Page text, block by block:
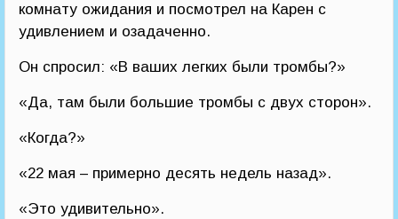
комнату ожидания и посмотрел на Карен с
удивлением и озадаченно.
Он спросил: «В ваших легких были тромбы?»
«Да, там были большие тромбы с двух сторон».
«Когда?»
«22 мая – примерно десять недель назад».
«Это удивительно».